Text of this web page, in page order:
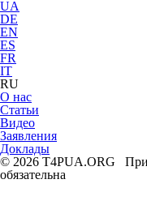
UA
DE
EN
ES
FR
IT
RU
О нас
Статьи
Видео
Заявления
Доклады
© 2026 T4PUA.ORG При
обязательна